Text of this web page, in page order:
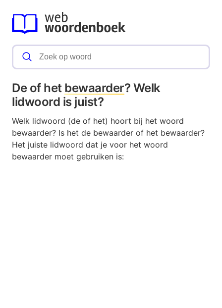
De of het bewaarder? Welk
lidwoord is juist?
Welk lidwoord (de of het) hoort bij het woord
bewaarder? Is het de bewaarder of het bewaarder?
Het juiste lidwoord dat je voor het woord
bewaarder moet gebruiken is: